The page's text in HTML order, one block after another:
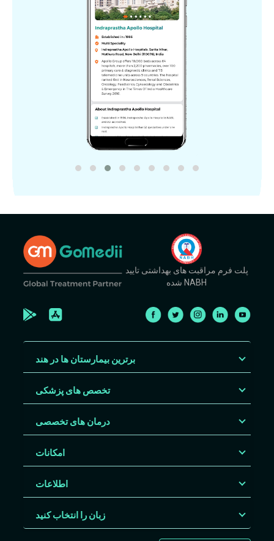
پلت فرم مراقبت های بهداشتی تایید
شده NABH
برترین بیمارستان ها در هند
تخصص های پزشکی
درمان های تخصصی
امکانات
اطلاعات
زبان را انتخاب کنید